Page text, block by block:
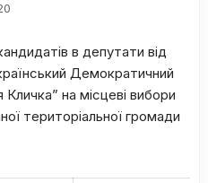
в депутати від
Демократичний
на місцеві вибори
територіальної громади